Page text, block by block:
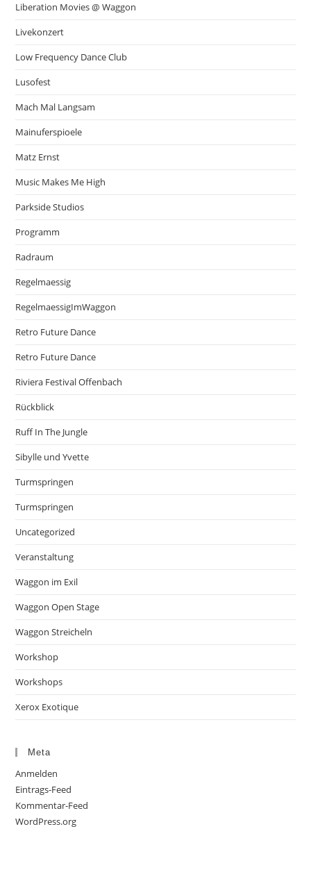
Liberation Movies @ Waggon
Livekonzert
Low Frequency Dance Club
Lusofest
Mach Mal Langsam
Mainuferspioele
Matz Ernst
Music Makes Me High
Parkside Studios
Programm
Radraum
Regelmaessig
RegelmaessigImWaggon
Retro Future Dance
Retro Future Dance
Riviera Festival Offenbach
Rückblick
Ruff In The Jungle
Sibylle und Yvette
Turmspringen
Turmspringen
Uncategorized
Veranstaltung
Waggon im Exil
Waggon Open Stage
Waggon Streicheln
Workshop
Workshops
Xerox Exotique
Meta
Anmelden
Eintrags-Feed
Kommentar-Feed
WordPress.org